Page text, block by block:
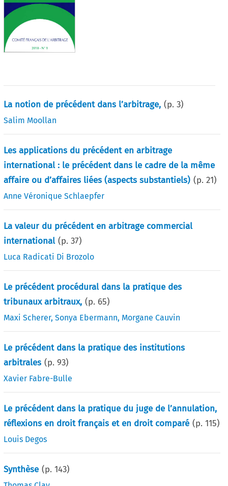
La notion de précédent dans l’arbitrage, (p.3)
Salim Moollan
Les applications du précédent en arbitrage
international : le précédent dans le cadre de la même
affaire ou d’affaires liées (aspects substantiels) (p.21)
Anne Véronique Schlaepfer
La valeur du précédent en arbitrage commercial
international (p.37)
Luca Radicati Di Brozolo
Le précédent procédural dans la pratique des
tribunaux arbitraux, (p. 65)
Maxi Scherer,Sonya Ebermann, Morgane Cauvin
Le précédent dans la pratique des institutions
arbitrales (p.93)
Xavier Fabre-Bulle
Le précédent dans la pratique du juge de l’annulation,
réflexions en droit français et en droit comparé (p.115)
Louis Degos
Synthèse (p.143)